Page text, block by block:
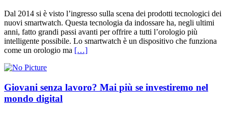
Dal 2014 si è visto l’ingresso sulla scena dei prodotti tecnologici dei
nuovi smartwatch. Questa tecnologia da indossare ha, negli ultimi
anni, fatto grandi passi avanti per offrire a tutti l’orologio più
intelligente possibile. Lo smartwatch è un dispositivo che funziona
come un orologio ma […]
Giovani senza lavoro? Mai più se investiremo nel
mondo digital